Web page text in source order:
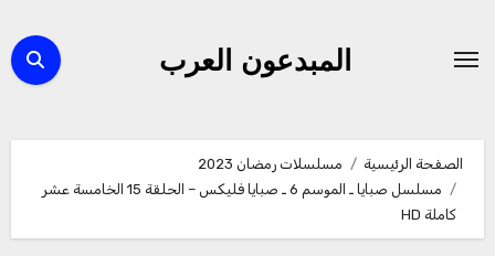
المبدعون العرب
الصفحة الرئيسية
مسلسلات رمضان 2023
مسلسل صبايا ـ الموسم 6 ـ صبايا فليكس – الحلقة 15 الخامسة عشر
كاملة HD